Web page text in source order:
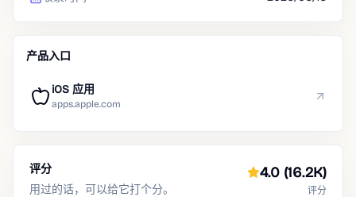
产品入口
iOS 应用
apps.apple.com
评分
用过的话，可以给它打个分。
4.0 (16.2K)
评分